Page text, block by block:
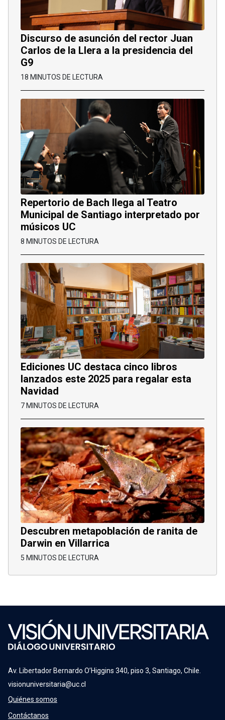
Discurso de asunción del rector Juan
Carlos de la Llera a la presidencia del
G9
18 MINUTOS DE LECTURA
Repertorio de Bach llega al Teatro
Municipal de Santiago interpretado por
músicos UC
8 MINUTOS DE LECTURA
Ediciones UC destaca cinco libros
lanzados este 2025 para regalar esta
Navidad
7 MINUTOS DE LECTURA
Descubren metapoblación de ranita de
Darwin en Villarrica
5 MINUTOS DE LECTURA
Av. Libertador Bernardo O’Higgins 340, piso 3, Santiago, Chile.
visionuniversitaria@uc.cl
Quiénes somos
Contáctanos